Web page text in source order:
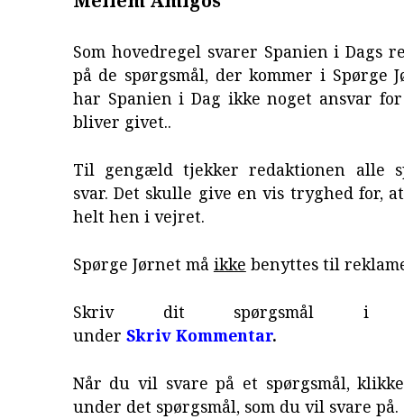
Som hovedregel svarer Spanien i Dags
på de spørgsmål, der kommer i Spørge
har Spanien i Dag ikke noget ansvar
bliver givet..
Til gengæld tjekker redaktionen alle
svar. Det skulle give en vis tryghed for,
helt hen i vejret.
Spørge Jørnet må ikke benyttes til
Skriv dit spørgsmål i
under Skriv Kommentar.
Når du vil svare på et spørgsmål,
under det spørgsmål, som du vil svare på.